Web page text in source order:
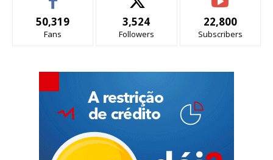
50,319
Fans
3,524
Followers
22,800
Subscribers